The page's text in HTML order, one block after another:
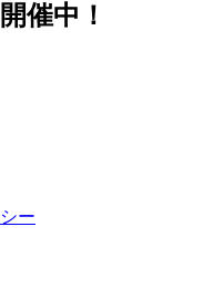
催中！
ー